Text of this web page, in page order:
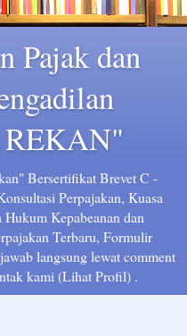
Pajak dan
Bersertifikat Brevet C -
Perpajakan, Kuasa
Kepabeanan dan
Terbaru, Formulir
langsung lewat comment
kami (Lihat Profil) .